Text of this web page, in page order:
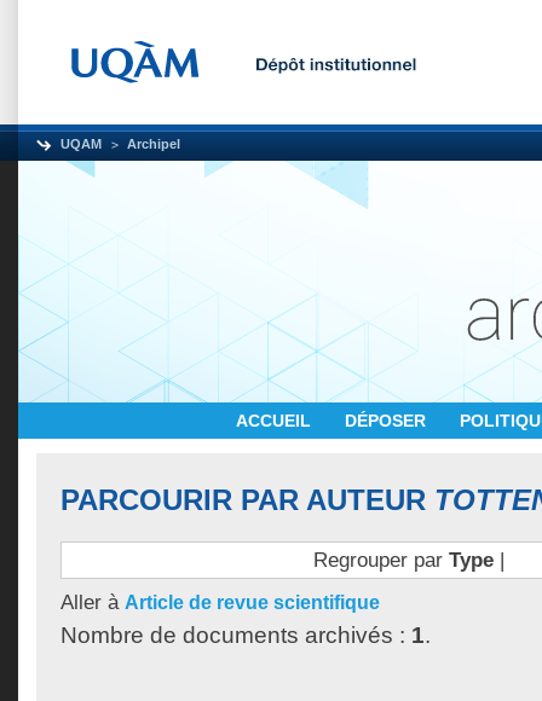
UQAM Archipel
ACCUEIL DÉPOSER
PARCOURIR PAR AUTEUR
Regrouper par Type|
Aller à Article de revue scientifique
Nombre de documents archivés : 1.